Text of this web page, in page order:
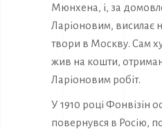
Мюнхена, і, за
Ларіоновим, висилає
твори в Москву. Сам
жив на кошти,
Ларіоновим робіт.
У 1910 році Фонвізін
повернувся в Росію,